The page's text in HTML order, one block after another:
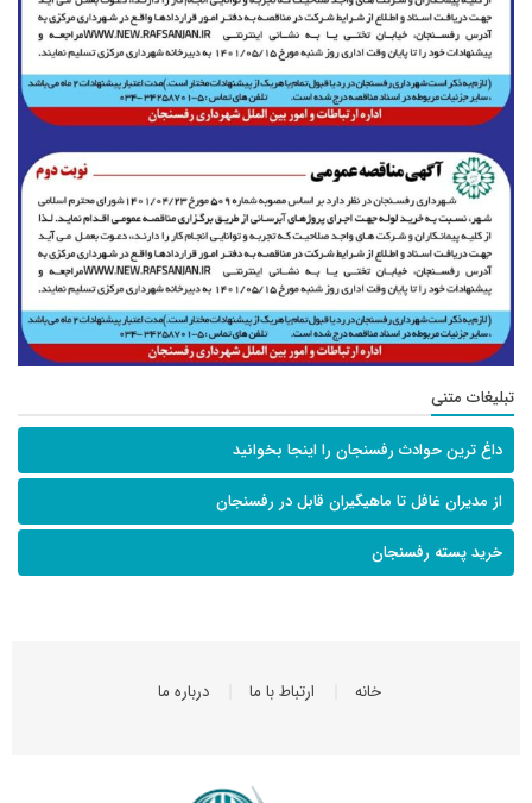
تبلیغات متنی
داغ ترین حوادث رفسنجان را اینجا بخوانید
از مدیران غافل تا ماهیگیران قابل در رفسنجان
خرید پسته رفسنجان
خانه ارتباط با ما درباره ما